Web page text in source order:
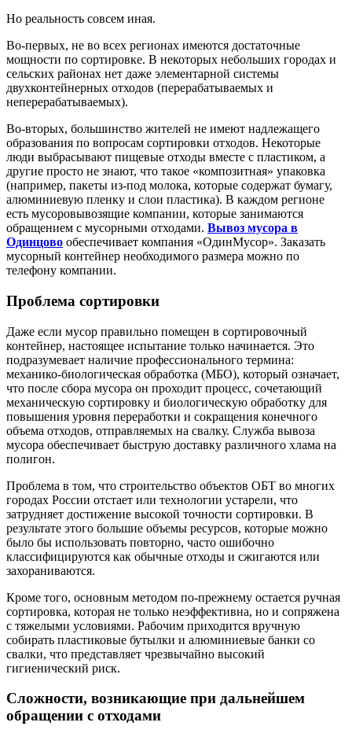
Но реальность совсем иная.
Во-первых, не во всех регионах имеются достаточные
мощности по сортировке. В некоторых небольших городах и
сельских районах нет даже элементарной системы
двухконтейнерных отходов (перерабатываемых и
неперерабатываемых).
Во-вторых, большинство жителей не имеют надлежащего
образования по вопросам сортировки отходов. Некоторые
люди выбрасывают пищевые отходы вместе с пластиком, а
другие просто не знают, что такое «композитная» упаковка
(например, пакеты из-под молока, которые содержат бумагу,
алюминиевую пленку и слои пластика). В каждом регионе
есть мусоровывозящие компании, которые занимаются
обращением с мусорными отходами. Вывоз мусора в
Одинцово обеспечивает компания «ОдинМусор». Заказать
мусорный контейнер необходимого размера можно по
телефону компании.
Проблема сортировки
Даже если мусор правильно помещен в сортировочный
контейнер, настоящее испытание только начинается. Это
подразумевает наличие профессионального термина:
механико-биологическая обработка (МБО), который означает,
что после сбора мусора он проходит процесс, сочетающий
механическую сортировку и биологическую обработку для
повышения уровня переработки и сокращения конечного
объема отходов, отправляемых на свалку. Служба вывоза
мусора обеспечивает быструю доставку различного хлама на
полигон.
Проблема в том, что строительство объектов ОБТ во многих
городах России отстает или технологии устарели, что
затрудняет достижение высокой точности сортировки. В
результате этого большие объемы ресурсов, которые можно
было бы использовать повторно, часто ошибочно
классифицируются как обычные отходы и сжигаются или
захораниваются.
Кроме того, основным методом по-прежнему остается ручная
сортировка, которая не только неэффективна, но и сопряжена
с тяжелыми условиями. Рабочим приходится вручную
собирать пластиковые бутылки и алюминиевые банки со
свалки, что представляет чрезвычайно высокий
гигиенический риск.
Сложности, возникающие при дальнейшем
обращении с отходами